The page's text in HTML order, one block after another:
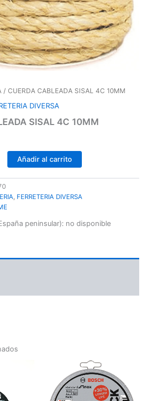
/ CUERDA CABLEADA SISAL 4C 10MM
DIVERSA
SISAL 4C 10MM
Añadir al carrito
, FERRETERIA DIVERSA
peninsular): no disponible